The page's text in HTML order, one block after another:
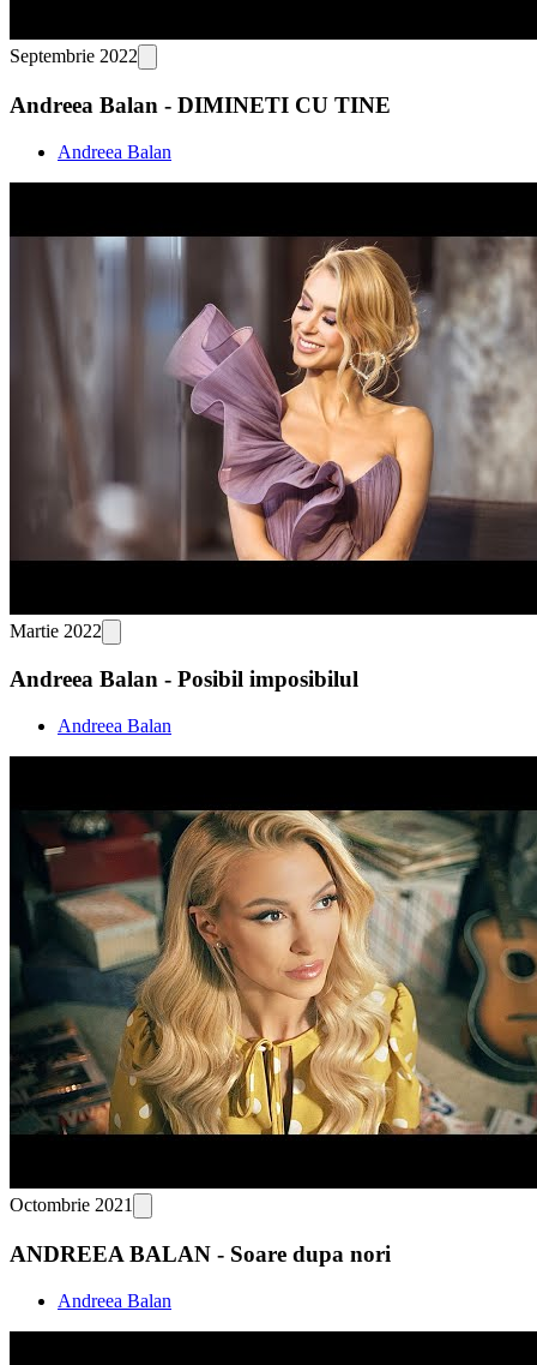
Septembrie 2022
Andreea Balan - DIMINETI CU TINE
Andreea Balan
Martie 2022
Andreea Balan - Posibil imposibilul
Andreea Balan
Octombrie 2021
ANDREEA BALAN - Soare dupa nori
Andreea Balan